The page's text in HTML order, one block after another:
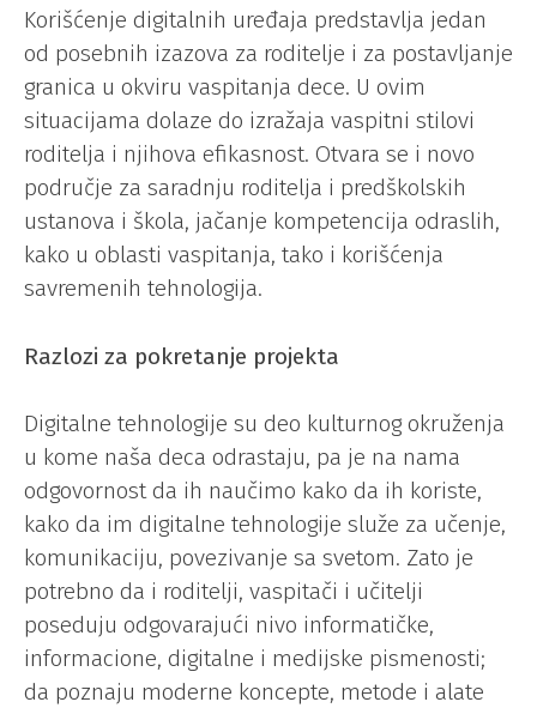
Korišćenje digitalnih uređaja predstavlja jedan
od posebnih izazova za roditelje i za postavljanje
granica u okviru vaspitanja dece. U ovim
situacijama dolaze do izražaja vaspitni stilovi
roditelja i njihova efikasnost. Otvara se i novo
područje za saradnju roditelja i predškolskih
ustanova i škola, jačanje kompetencija odraslih,
kako u oblasti vaspitanja, tako i korišćenja
savremenih tehnologija.
Razlozi za pokretanje projekta
Digitalne tehnologije su deo kulturnog okruženja
u kome naša deca odrastaju, pa je na nama
odgovornost da ih naučimo kako da ih koriste,
kako da im digitalne tehnologije služe za učenje,
komunikaciju, povezivanje sa svetom. Zato je
potrebno da i roditelji, vaspitači i učitelji
poseduju odgovarajući nivo informatičke,
informacione, digitalne i medijske pismenosti;
da poznaju moderne koncepte, metode i alate